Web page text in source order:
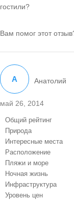
гостили?
Вам помог этот
май 26, 2014
Общий рейтинг
Природа
Интересные места
Расположение
Пляжи и море
Ночная жизнь
Инфраструктура
Уровень цен
А Анатолий